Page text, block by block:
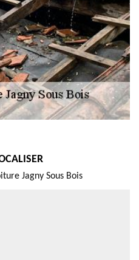
Jagny Sous Bois